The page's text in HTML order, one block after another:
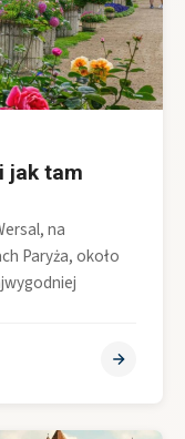
jak tam
na
Paryża, około